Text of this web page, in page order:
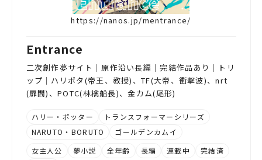
https://nanos.jp/mentrance/
Entrance
二次創作夢サイト｜原作沿い長編｜完結作品あり｜トリ
ップ｜ハリポタ(帝王、教授)、TF(大帝、衝撃波)、nrt
(扉間)、POTC(林檎船長)、金カム(尾形)
ハリー・ポッター
トランスフォーマーシリーズ
NARUTO・BORUTO
ゴールデンカムイ
女主人公
夢小説 全年齢 長編 連載中
完結済